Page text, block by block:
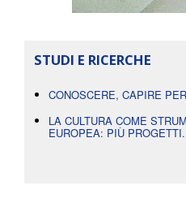
STUDI E RICERCHE
CONOSCERE, CAPIRE
LA CULTURA COME
EUROPEA: PIÙ